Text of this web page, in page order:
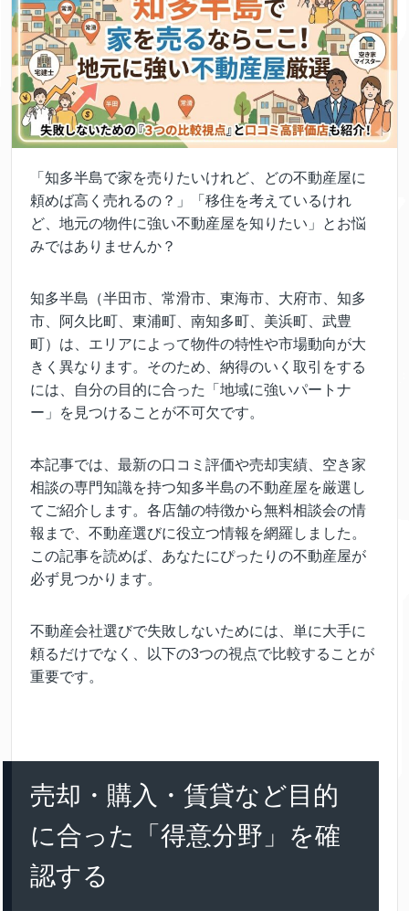
「知多半島で家を売りたいけれど、どの不動産屋に
頼めば高く売れるの？」「移住を考えているけれ
ど、地元の物件に強い不動産屋を知りたい」とお悩
みではありませんか？
知多半島（半田市、常滑市、東海市、大府市、知多
市、阿久比町、東浦町、南知多町、美浜町、武豊
町）は、エリアによって物件の特性や市場動向が大
きく異なります。そのため、納得のいく取引をする
には、自分の目的に合った「地域に強いパートナ
ー」を見つけることが不可欠です。
本記事では、最新の口コミ評価や売却実績、空き家
相談の専門知識を持つ知多半島の不動産屋を厳選し
てご紹介します。各店舗の特徴から無料相談会の情
報まで、不動産選びに役立つ情報を網羅しました。
この記事を読めば、あなたにぴったりの不動産屋が
必ず見つかります。
不動産会社選びで失敗しないためには、単に大手に
頼るだけでなく、以下の3つの視点で比較することが
重要です。
売却・購入・賃貸など目的
に合った「得意分野」を確
認する